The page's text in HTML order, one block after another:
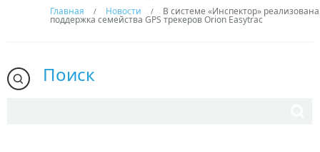
Главная / Новости / В системе «Инспектор» реализована
поддержка семейства GPS трекеров Orion Easytrac
Поиск